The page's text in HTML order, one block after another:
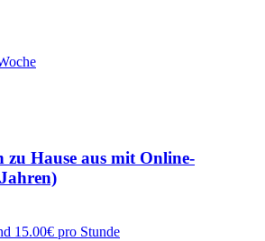
zu Hause aus mit Online-
15.00€ pro Stunde